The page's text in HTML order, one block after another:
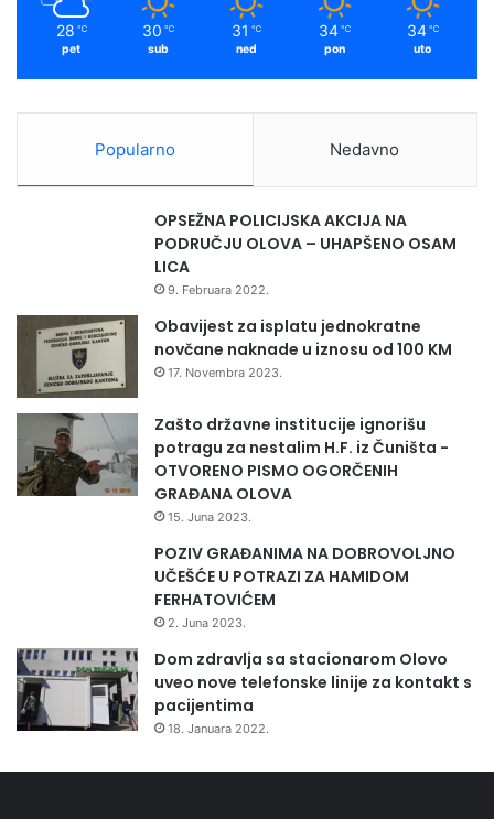
28 ℃
pet
30 ℃
sub
31 ℃
ned
34 ℃
pon
34 ℃
uto
Popularno Nedavno
OPSEŽNA POLICIJSKA AKCIJA NA
PODRUČJU OLOVA – UHAPŠENO OSAM
LICA
9. Februara 2022.
Obavijest za isplatu jednokratne
novčane naknade u iznosu od 100 KM
17. Novembra 2023.
Zašto državne institucije ignorišu
potragu za nestalim H.F. iz Čuništa -
OTVORENO PISMO OGORČENIH
GRAĐANA OLOVA
15. Juna 2023.
POZIV GRAĐANIMA NA DOBROVOLJNO
UČEŠĆE U POTRAZI ZA HAMIDOM
FERHATOVIĆEM
2. Juna 2023.
Dom zdravlja sa stacionarom Olovo
uveo nove telefonske linije za kontakt s
pacijentima
18. Januara 2022.